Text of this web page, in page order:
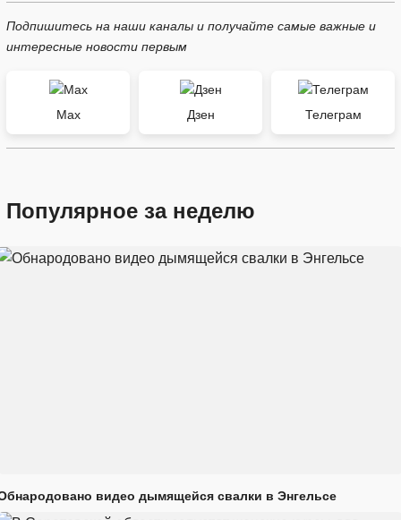
Подпишитесь на наши каналы и получайте самые важные и
интересные новости первым
Max Дзен Телеграм
Популярное за неделю
видео дымящейся свалки в Энгельсе